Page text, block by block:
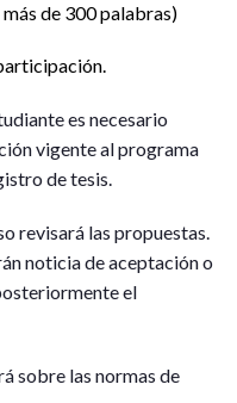
de 300 palabras)
es necesario
vigente al programa
de tesis.
revisará las propuestas.
noticia de aceptación o
el
sobre las normas de